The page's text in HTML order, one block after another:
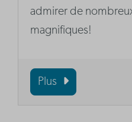
admirer de
magnifiques!
Plus